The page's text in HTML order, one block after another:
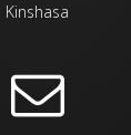
Kinshasa